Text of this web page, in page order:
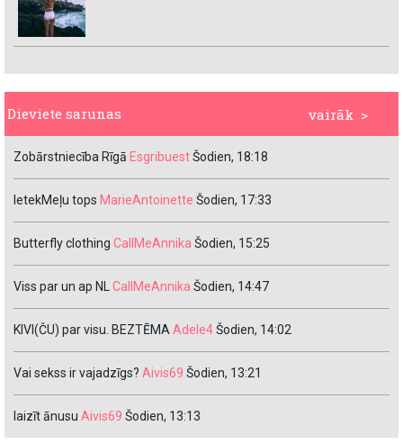
vairāk >
Dieviete sarunas
Zobārstniecība Rīgā EsgribuestŠodien, 18:18
IetekMeļu tops MarieAntoinette Šodien, 17:33
Butterfly clothing CallMeAnnika Šodien, 15:25
Viss par un ap NLCallMeAnnika Šodien, 14:47
KIVI(ČU) par visu. BEZTĒMAAdele4Šodien, 14:02
Vai sekss ir vajadzīgs? Aivis69 Šodien, 13:21
laizīt ānusu Aivis69 Šodien, 13:13